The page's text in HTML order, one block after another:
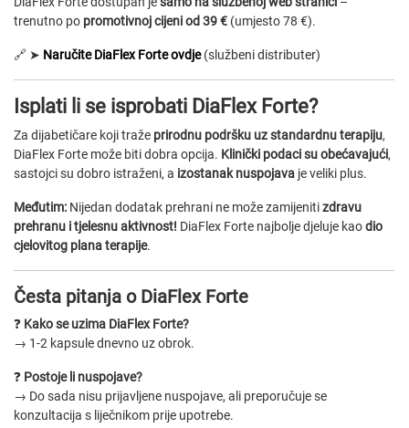
trenutno po promotivnoj cijeni od 39 € (umjesto 78 €).
🔗 ➤ Naručite DiaFlex Forte ovdje(službeni distributer)
Isplati li se isprobati DiaFlex Forte?
Za dijabetičare koji traže prirodnu podršku uz standardnu terapiju,
DiaFlex Forte može biti dobra opcija. Klinički podaci su obećavajući,
sastojci su dobro istraženi, a izostanak nuspojava je veliki plus.
Međutim: Nijedan dodatak prehrani ne može zamijenitizdravu
prehranu i tjelesnu aktivnost! DiaFlex Forte najbolje djeluje kaodio
cjelovitog plana terapije.
Česta pitanja o DiaFlex Forte
❓ Kako se uzima DiaFlex Forte?
→ 1-2 kapsule dnevno uz obrok.
❓ Postoje li nuspojave?
→ Do sada nisu prijavljene nuspojave, ali preporučuje se
konzultacija s liječnikom prije upotrebe.